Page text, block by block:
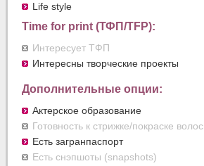
Life style
Time for print (ТФП/TFP):
Интересует ТФП
Интересны творческие проекты
Дополнительные опции:
Актерское образование
Готовность к стрижке/покраске волос
Есть загранпаспорт
Есть снэпшоты (snapshots)